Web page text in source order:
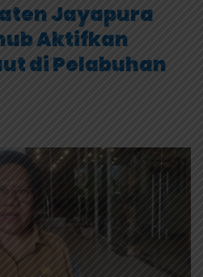
Jayapura
Aktifkan
di Pelabuhan